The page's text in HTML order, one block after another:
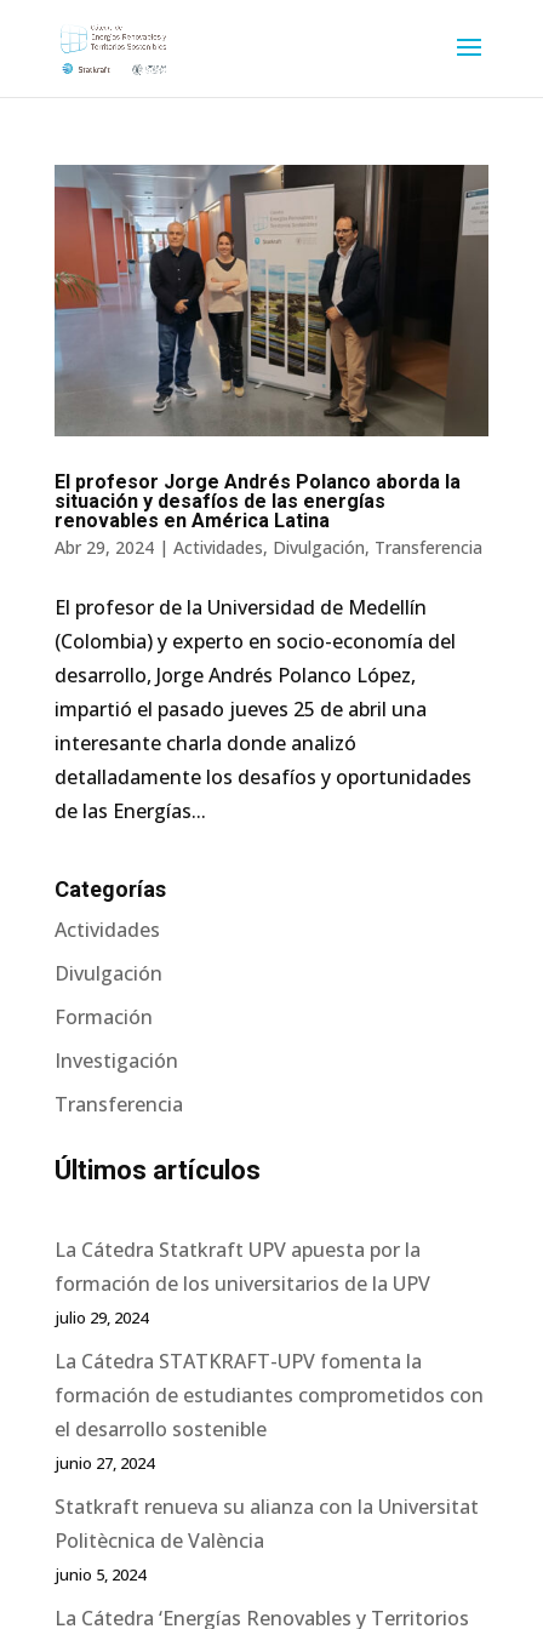
El profesor Jorge Andrés Polanco aborda la
situación y desafíos de las energías
renovables en América Latina
Abr 29, 2024| Actividades, Divulgación, Transferencia
El profesor de la Universidad de Medellín
(Colombia) y experto en socio-economía del
desarrollo, Jorge Andrés Polanco López,
impartió el pasado jueves 25 de abril una
interesante charla donde analizó
detalladamente los desafíos y oportunidades
de las Energías...
Categorías
Actividades
Divulgación
Formación
Investigación
Transferencia
Últimos artículos
La Cátedra Statkraft UPV apuesta por la
formación de los universitarios de la UPV
julio 29, 2024
La Cátedra STATKRAFT-UPV fomenta la
formación de estudiantes comprometidos con
el desarrollo sostenible
junio 27, 2024
Statkraft renueva su alianza con la Universitat
Politècnica de València
junio 5, 2024
La Cátedra ‘Energías Renovables y Territorios